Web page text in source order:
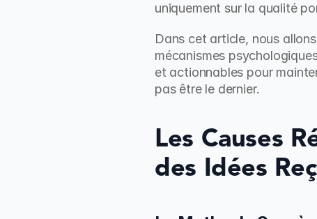
uniquement sur la qualité
Dans cet article, nous
mécanismes
et actionnables pour
pas être le dernier.
Les Causes
des Idées